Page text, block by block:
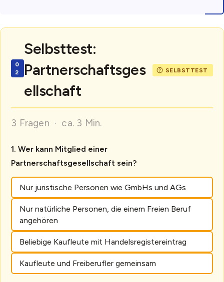
Selbsttest:
Partnerschaftsges
ellschaft
3 Fragen · ca. 3 Min.
Wer kann Mitglied einer
Partnerschaftsgesellschaft sein?
Nur juristische Personen wie GmbHs und AGs
Nur natürliche Personen, die einem Freien Beruf
angehören
Beliebige Kaufleute mit Handelsregistereintrag
Kaufleute und Freiberufler gemeinsam